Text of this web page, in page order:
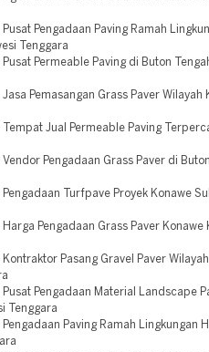
Pengadaan Paving Ramah
Tenggara
Permeable Paving di Buton
Pemasangan Grass Paver Wilayah
Jual Permeable Paving
Pengadaan Grass Paver di
Turfpave Proyek Konawe
Pengadaan Grass Paver Konawe
Pasang Gravel Paver
Pengadaan Material Landscape
Tenggara
Paving Ramah Lingkungan